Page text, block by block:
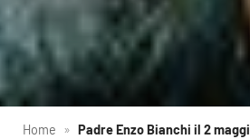
Home » Padre Enzo Bianchi il 2